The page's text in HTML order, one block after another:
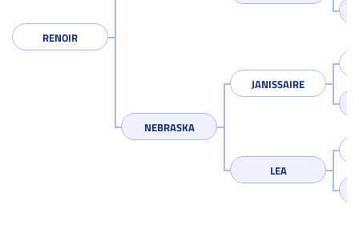
RENOIR
NEBRASKA
JANISSAIRE
LEA